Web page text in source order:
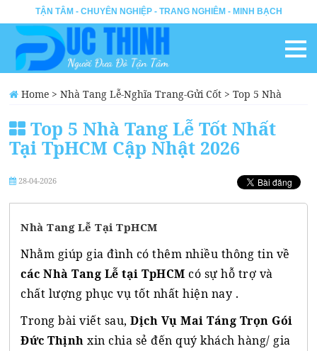
TẬN TÂM - CHUYÊN NGHIỆP - TRANG NGHIÊM - MINH BẠCH
Home >Nhà Tang Lễ-Nghĩa Trang-Gửi Cốt >Top 5 Nhà
Top 5 Nhà Tang Lễ Tốt Nhất
Tại TpHCM Cập Nhật 2026
28-04-2026
Nhà Tang Lễ Tại TpHCM
Nhằm giúp gia đình có thêm nhiều thông tin về
các Nhà Tang Lễ tại TpHCM có sự hỗ trợ và
chất lượng phục vụ tốt nhất hiện nay .
Trong bài viết sau,Dịch Vụ Mai Táng Trọn Gói
Đức Thịnh xin chia sẻ đến quý khách hàng/ gia